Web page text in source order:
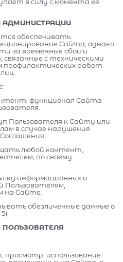
АДМИНИСТРАЦИИ
обеспечивать
Сайта, однако
за временные сбои и
с техническими
профилактических работ
функционал Сайта
Пользователя к Сайту или
в случае нарушения
любой контент,
по своему
информационных и
Пользователям,
на Сайте.
обезличенные данные о
ПОЛЬЗОВАТЕЛЯ
использование